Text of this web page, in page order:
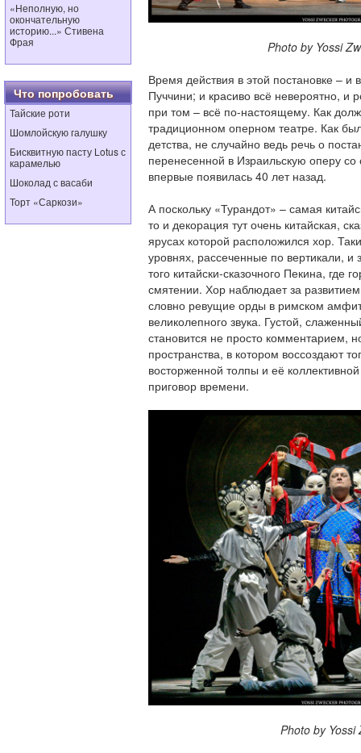
«Неполную, но
окончательную
историю...» Стивена
Фрая
Что попробовать
Тайские роти
Шомлойскую галушку
Бисквитную пасту Lotus с
карамелью
Шоколад с васаби
Торт «Саркози»
Photo by Yossi
Время действия в этой постановке – и
Пуччини; и красиво всё невероятно, и
при том – всё по-настоящему. Как
традиционном оперном театре. Как
детства, не случайно ведь речь о
перенесенной в Израильскую оперу
впервые появилась 40 лет назад.
А поскольку «Турандот» – самая
то и декорация тут очень китайская,
ярусах которой расположился хор.
уровнях, рассеченные по вертикали, и
того китайски-сказочного Пекина, где
смятении. Хор наблюдает за
словно ревущие орды в римском
великолепного звука. Густой,
становится не просто комментарием,
пространства, в котором воссоздают
восторженной толпы и её
приговор времени.
Photo by Yossi